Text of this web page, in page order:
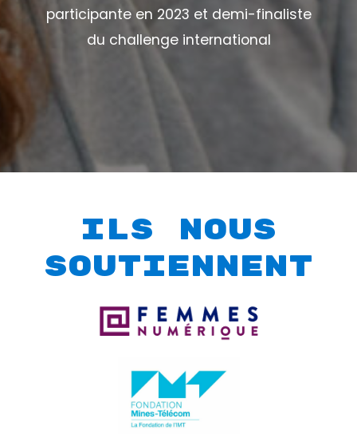
participante en 2023 et demi-finaliste
du challenge international
Ils nous
soutiennent